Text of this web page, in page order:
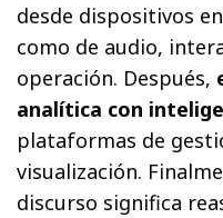
desde dispositivos
como de audio,
operación. Después,
analítica con
plataformas de
visualización.
discurso significa